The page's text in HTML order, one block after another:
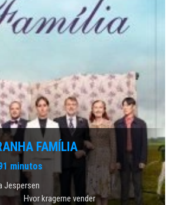
FAMÍLIA
minutos
Jespersen
Hvor kragerne vender